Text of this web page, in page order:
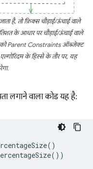
है, तो फ़िक्स चौड़ाई/ऊंचाई वाले
के आधार पर चौड़ाई/ऊंचाई वाले
Parent Constraintsऑब्जेक्ट
के हिस्से के तौर पर, यह
लगाने वाला कोड यह है:
()
())